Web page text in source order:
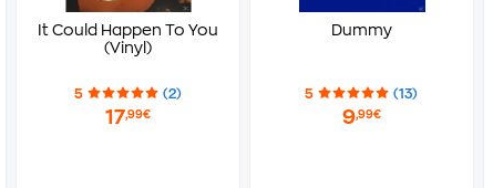
It Could Happen To You
(Vinyl)
5 (2)
17,99€
Dummy
5 (13)
9,99€